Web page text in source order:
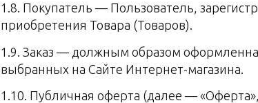
1.8. Покупатель — Пользователь,
приобретения Товара (Товаров).
1.9. Заказ — должным образом
выбранных на Сайте Интернет-магазина.
1.10. Публичная оферта (далее —